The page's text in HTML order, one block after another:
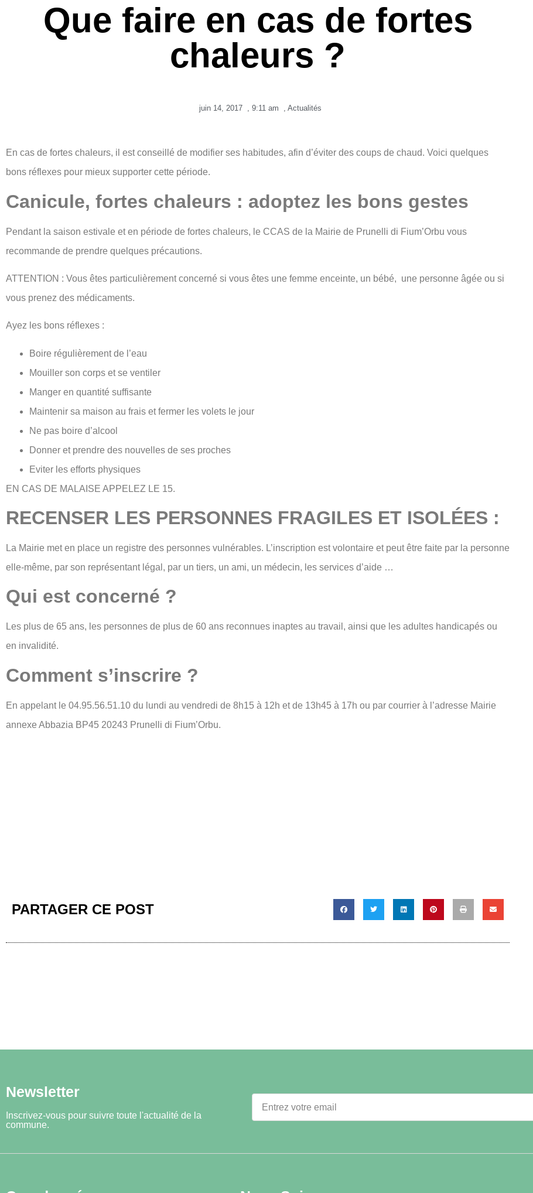
Que faire en cas de fortes
chaleurs ?
juin 14, 2017 , 9:11 am , Actualités
En cas de fortes chaleurs, il est conseillé de modifier ses habitudes, afin d’éviter des coups de chaud. Voici quelques
bons réflexes pour mieux supporter cette période.
Canicule, fortes chaleurs : adoptez les bons gestes
Pendant la saison estivale et en période de fortes chaleurs, le CCAS de la Mairie de Prunelli di Fium’Orbu vous
recommande de prendre quelques précautions.
ATTENTION : Vous êtes particulièrement concerné si vous êtes une femme enceinte, un bébé, une personne âgée ou si
vous prenez des médicaments.
Ayez les bons réflexes :
Boire régulièrement de l’eau
Mouiller son corps et se ventiler
Manger en quantité suffisante
Maintenir sa maison au frais et fermer les volets le jour
Ne pas boire d’alcool
Donner et prendre des nouvelles de ses proches
Eviter les efforts physiques
EN CAS DE MALAISE APPELEZ LE 15.
RECENSER LES PERSONNES FRAGILES ET ISOLÉES :
La Mairie met en place un registre des personnes vulnérables. L’inscription est volontaire et peut être faite par la personne
elle-même, par son représentant légal, par un tiers, un ami, un médecin, les services d’aide …
Qui est concerné ?
Les plus de 65 ans, les personnes de plus de 60 ans reconnues inaptes au travail, ainsi que les adultes handicapés ou
en invalidité.
Comment s’inscrire ?
En appelant le 04.95.56.51.10 du lundi au vendredi de 8h15 à 12h et de 13h45 à 17h ou par courrier à l’adresse Mairie
annexe Abbazia BP45 20243 Prunelli di Fium’Orbu.
PARTAGER CE POST
Newsletter
Inscrivez-vous pour suivre toute l'actualité de la
commune.